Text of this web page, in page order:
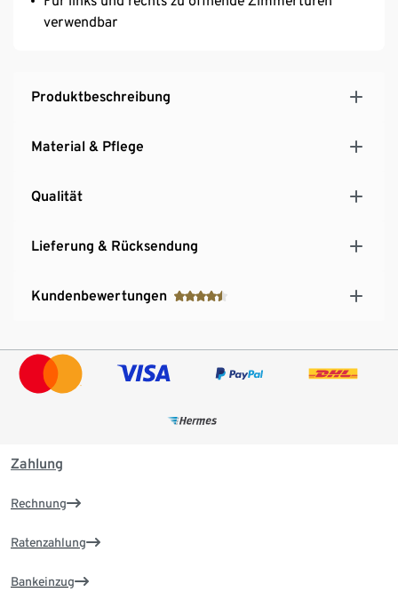
verwendbar
Produktbeschreibung
Material & Pflege
Qualität
Lieferung & Rücksendung
Kundenbewertungen
Zahlung
Rechnung
Ratenzahlung
Bankeinzug